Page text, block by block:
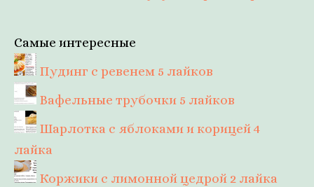
Самые интересные
Пудинг с ревенем 5 лайков
Вафельные трубочки 5 лайков
Шарлотка с яблоками и корицей4
лайка
Коржики с лимонной цедрой 2 лайка